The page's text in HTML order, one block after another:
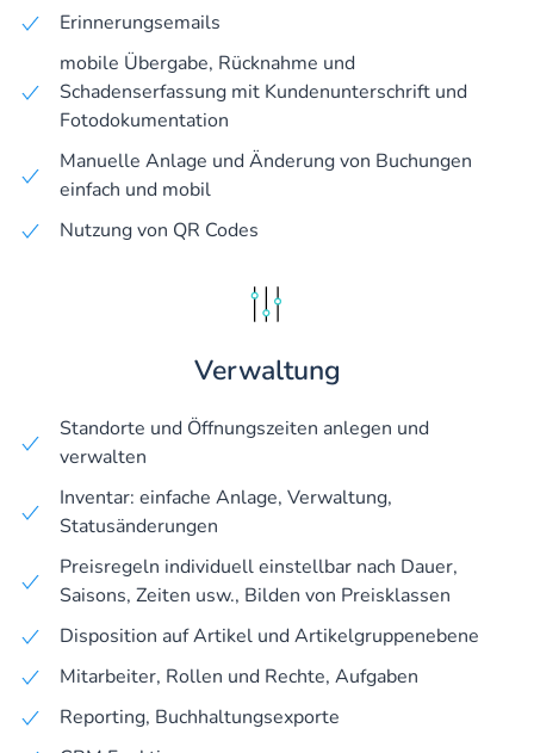
Erinnerungsemails
mobile Übergabe, Rücknahme und
Schadenserfassung mit Kundenunterschrift und
Fotodokumentation
Manuelle Anlage und Änderung von Buchungen
einfach und mobil
Nutzung von QR Codes
Verwaltung
Standorte und Öffnungszeiten anlegen und
verwalten
Inventar: einfache Anlage, Verwaltung,
Statusänderungen
Preisregeln individuell einstellbar nach Dauer,
Saisons, Zeiten usw., Bilden von Preisklassen
Disposition auf Artikel und Artikelgruppenebene
Mitarbeiter, Rollen und Rechte, Aufgaben
Reporting, Buchhaltungsexporte